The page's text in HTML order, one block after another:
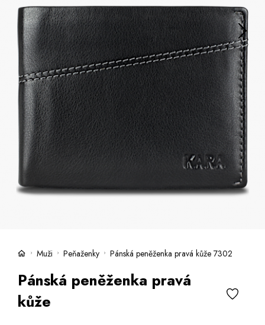
Manikúry
Kufre -21 % Predajne Služby
Kara klub
Darčekové poukazy
Extra výhodné
Zľavy
Bundy a kabáty -50 %
Česky Slovensky
Muži Peňaženky Pánská peněženka pravá kůže 7302
Pánská peněženka pravá
kůže